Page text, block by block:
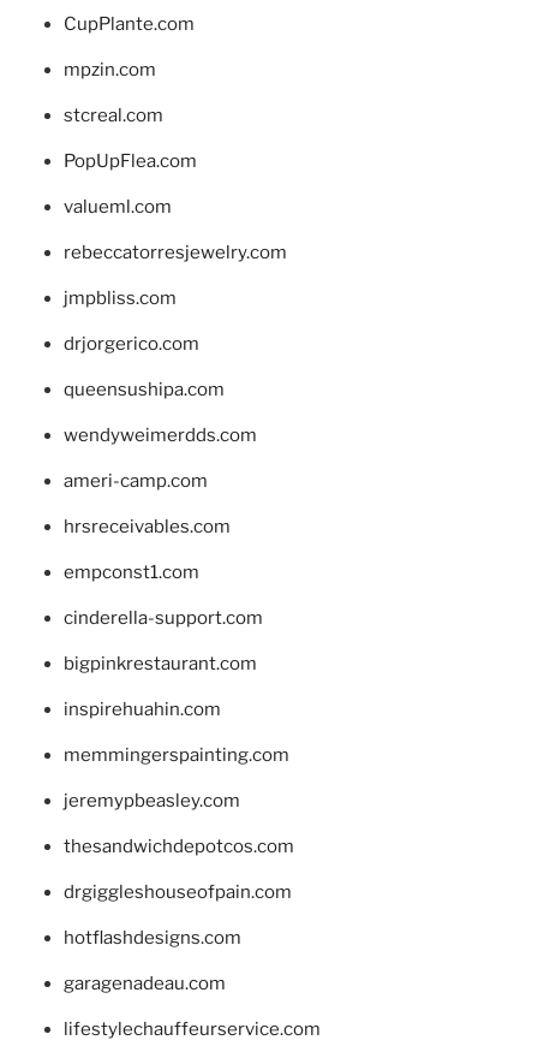
CupPlante.com
mpzin.com
stcreal.com
PopUpFlea.com
valueml.com
rebeccatorresjewelry.com
jmpbliss.com
drjorgerico.com
queensushipa.com
wendyweimerdds.com
ameri-camp.com
hrsreceivables.com
empconst1.com
cinderella-support.com
bigpinkrestaurant.com
inspirehuahin.com
memmingerspainting.com
jeremypbeasley.com
thesandwichdepotcos.com
drgiggleshouseofpain.com
hotflashdesigns.com
garagenadeau.com
lifestylechauffeurservice.com